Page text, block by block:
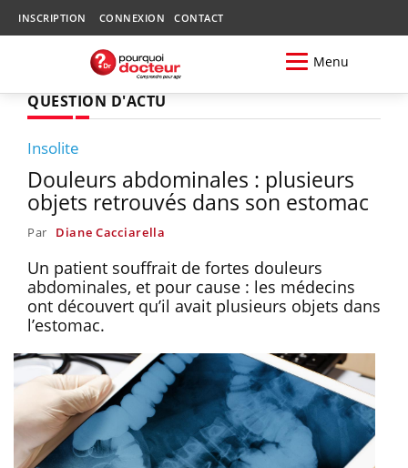
INSCRIPTION CONNEXION CONTACT
Menu
QUESTION D'ACTU
Insolite
Douleurs abdominales : plusieurs
objets retrouvés dans son estomac
Par Diane Cacciarella
Un patient souffrait de fortes douleurs
abdominales, et pour cause : les médecins
ont découvert qu’il avait plusieurs objets dans
l’estomac.